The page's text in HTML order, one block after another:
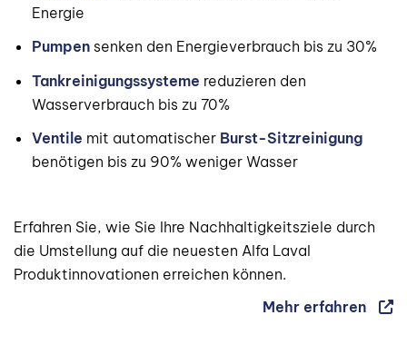
Energie
Pumpen senken den Energieverbrauch bis zu 30%
Tankreinigungssysteme reduzieren den
Wasserverbrauch bis zu 70%
Ventile mit automatischer Burst-Sitzreinigung
benötigen bis zu 90% weniger Wasser
Erfahren Sie, wie Sie Ihre Nachhaltigkeitsziele durch
die Umstellung auf die neuesten Alfa Laval
Produktinnovationen erreichen können.
Mehr erfahren